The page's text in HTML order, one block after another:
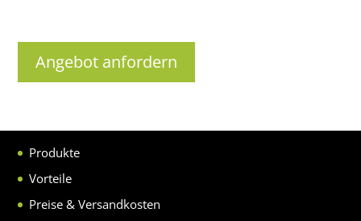
Angebot anfordern
Produkte
Vorteile
Preise & Versandkosten